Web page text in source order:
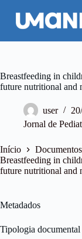
P
u
a
a
r
t
e
ú
Breastfeeding in
future nutritional and
user
Jornal de
Início
Breastfeeding in
future nutritional and
Metadados
Tipologia documental